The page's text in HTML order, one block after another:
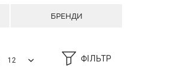
БРЕНДИ
ФІЛЬТР
12